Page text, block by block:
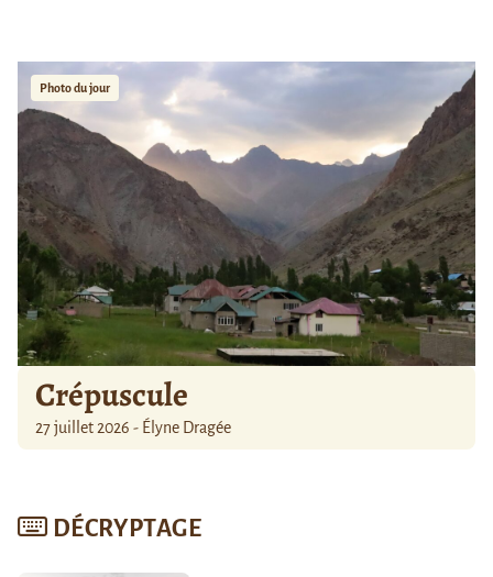
Photo du jour
Crépuscule
27 juillet 2026 - Élyne Dragée
DÉCRYPTAGE